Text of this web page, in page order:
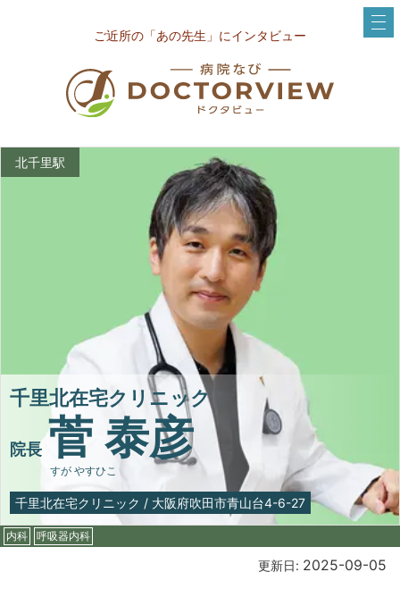
ご近所の「あの先生」にインタビュー
北千里駅
千里北在宅クリニック
院長 菅 泰彦
すが やすひこ
千里北在宅クリニック / 大阪府吹田市青山台4-6-27
内科 呼吸器内科
更新日: 2025-09-05